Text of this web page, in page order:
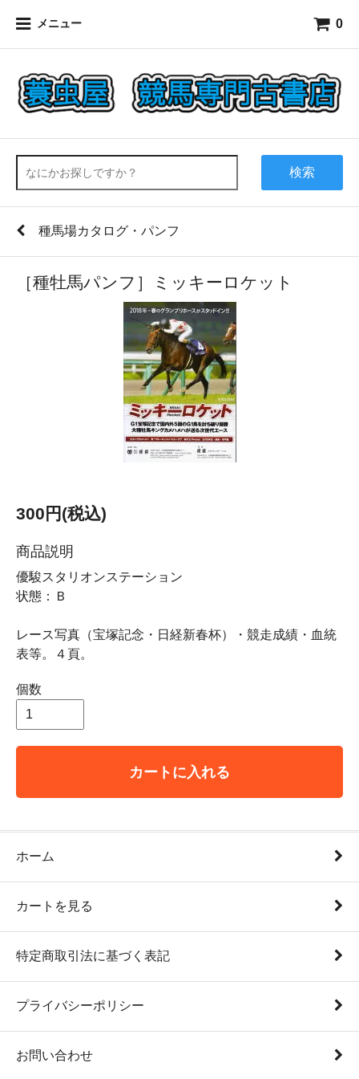
メニュー 0
検索
種馬場カタログ・パンフ
［種牡馬パンフ］ミッキーロケット
300円(税込)
商品説明
優駿スタリオンステーション
状態：Ｂ
レース写真（宝塚記念・日経新春杯）・競走成績・血統
表等。４頁。
個数
カートに入れる
ホーム
カートを見る
特定商取引法に基づく表記
プライバシーポリシー
お問い合わせ